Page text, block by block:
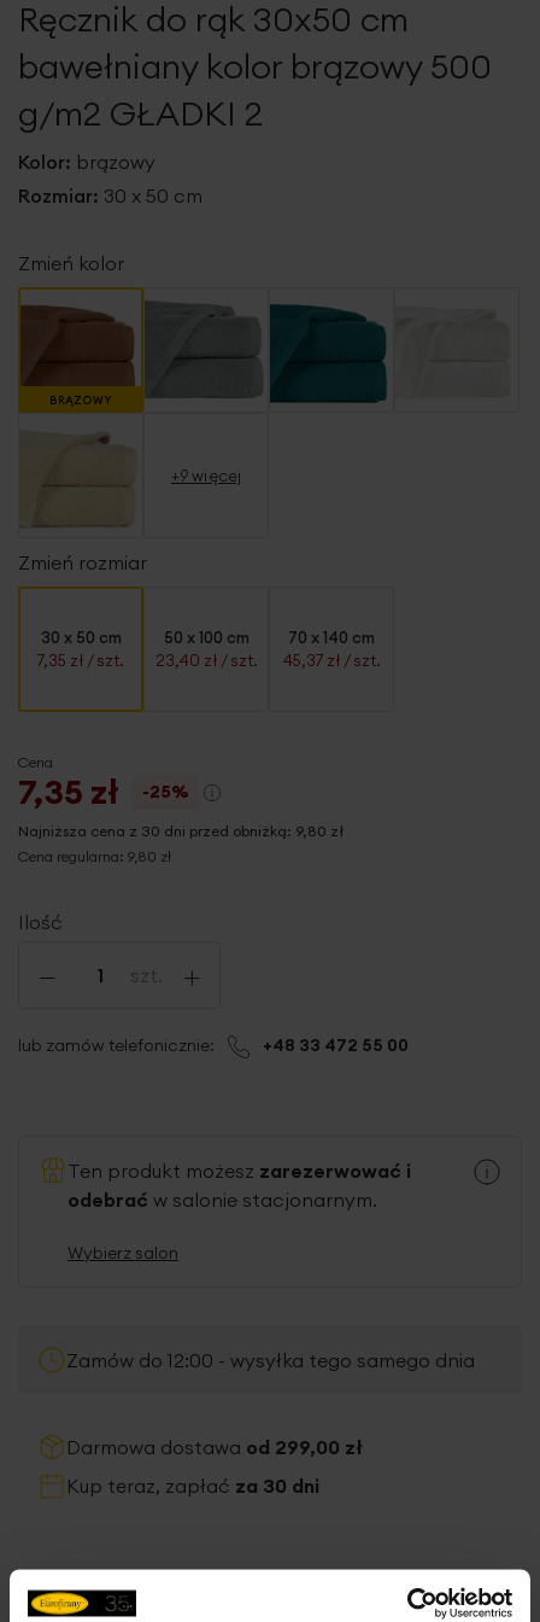
galeriiRęcznik do rąk 30x50 cm
bawełniany kolor brązowy 500
g/m2 GŁADKI 2
Kolor: brązowy
Rozmiar: 30 x 50 cm
Zmień kolor
BRĄZOWY
+9 więcej
Zmień rozmiar
30 x 50 cm
7,35 zł / szt.
50 x 100 cm
23,40 zł / szt.
70 x 140 cm
45,37 zł / szt.
Ilość
- szt. +
Cena
7,35 zł -25%
Najniższa cena z 30 dni przed obniżką: 9,80 zł
Cena regularna: 9,80 zł
lub zamów telefonicznie: +48 33 472 55 00
Ten produkt możesz zarezerwować i
odebrać w salonie stacjonarnym.
Wybierz salon
Zamów do 12:00 - wysyłka tego samego dnia
Darmowa dostawa od 299,00 zł
Kup teraz, zapłać za 30 dni
Inne produkty z kolekcji: Eurofirany Classic